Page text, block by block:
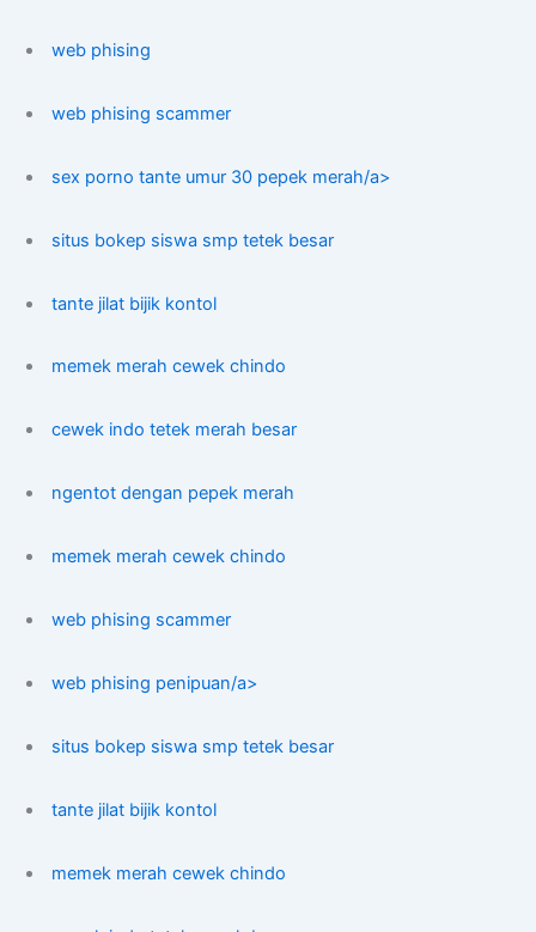
web phising
web phising scammer
sex porno tante umur 30 pepek merah/a>
situs bokep siswa smp tetek besar
tante jilat bijik kontol
memek merah cewek chindo
cewek indo tetek merah besar
ngentot dengan pepek merah
memek merah cewek chindo
web phising scammer
web phising penipuan/a>
situs bokep siswa smp tetek besar
tante jilat bijik kontol
memek merah cewek chindo